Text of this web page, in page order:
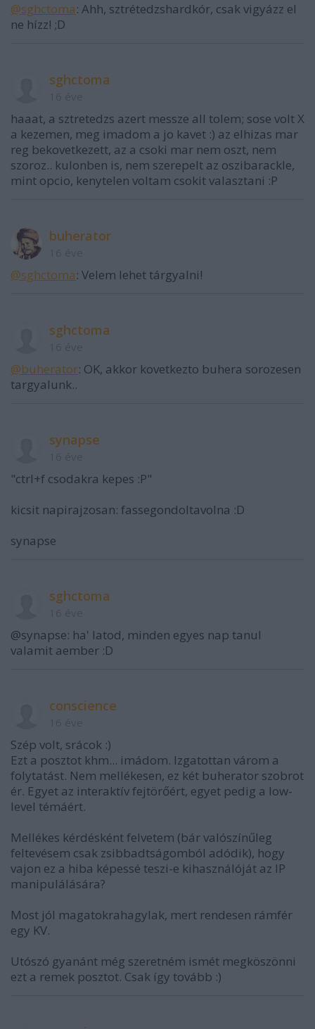
@sghctoma: Ahh, sztrétedzshardkór, csak vigyázz el
ne hízz! ;D
sghctoma
haaat, a sztretedzs azert messze all tolem; sose volt X
a kezemen, meg imadom a jo kavet :) az elhizas mar
reg bekovetkezett, az a csoki mar nem oszt, nem
szoroz.. kulonben is, nem szerepelt az oszibarackle,
mint opcio, kenytelen voltam csokit valasztani :P
buherator
@sghctoma: Velem lehet tárgyalni!
sghctoma
@buherator: OK, akkor kovetkezto buhera sorozesen
targyalunk..
synapse
"ctrl+f csodakra kepes :P"
kicsit napirajzosan: fassegondoltavolna :D
synapse
sghctoma
@synapse: ha' latod, minden egyes nap tanul
valamit aember :D
conscience
Szép volt, srácok :)
Ezt a posztot khm... imádom. Izgatottan várom a
folytatást. Nem mellékesen, ez két buherator szobrot
ér. Egyet az interaktív fejtörőért, egyet pedig a low-
level témáért.
Mellékes kérdésként felvetem (bár valószínűleg
feltevésem csak zsibbadtságomból adódik), hogy
vajon ez a hiba képessé teszi-e kihasználóját az IP
manipulálására?
Most jól magatokrahagylak, mert rendesen rámfér
egy KV.
Utószó gyanánt még szeretném ismét megköszönni
ezt a remek posztot. Csak így tovább :)